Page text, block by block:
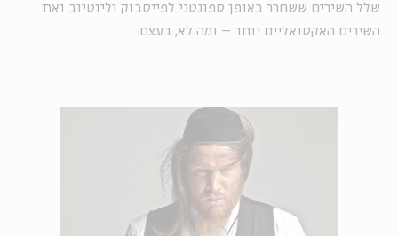
שלל השירים ששחרר באופן ספונטני לפייסבוק וליוטיוב ואת
השירים האקטואליים יותר – ומה לא, בעצם.